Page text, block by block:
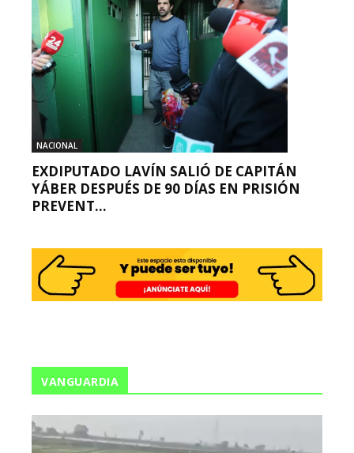
NACIONAL
EXDIPUTADO LAVÍN SALIÓ DE CAPITÁN
YÁBER DESPUÉS DE 90 DÍAS EN PRISIÓN
PREVENT...
VANGUARDIA